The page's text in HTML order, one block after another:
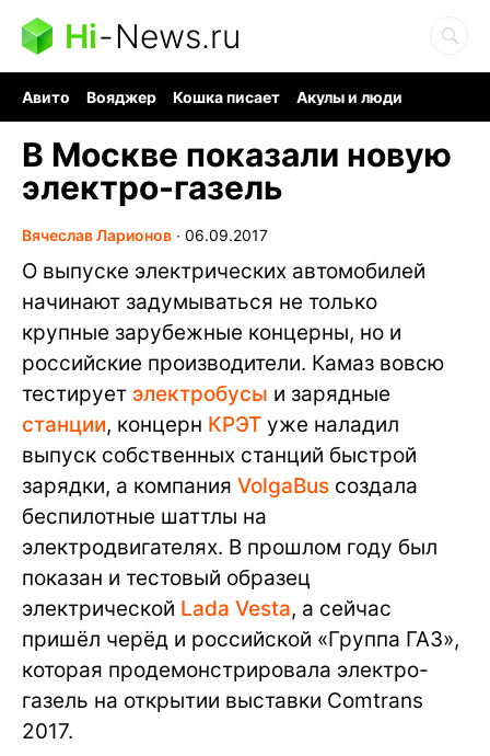
Hi-News.ru
Авито Вояджер Кошка писает
Акулы и люди
В Москве показали новую
электро-газель
Вячеслав Ларионов ∙ 06.09.2017
О выпуске электрических автомобилей
начинают задумываться не только
крупные зарубежные концерны, но и
российские производители. Камаз вовсю
тестирует электробусы и зарядные
станции, концерн КРЭТ уже наладил
выпуск собственных станций быстрой
зарядки, а компания VolgaBus создала
беспилотные шаттлы на
электродвигателях. В прошлом году был
показан и тестовый образец
электрической Lada Vesta, а сейчас
пришёл черёд и российской «Группа ГАЗ»,
которая продемонстрировала электро-
газель на открытии выставки Comtrans
2017.